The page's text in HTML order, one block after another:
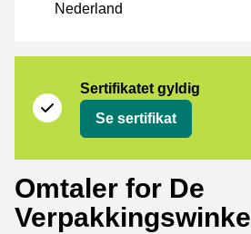
Nederland
Sertifikatet gyldig
Se sertifikat
Omtaler for De
Verpakkingswinkel